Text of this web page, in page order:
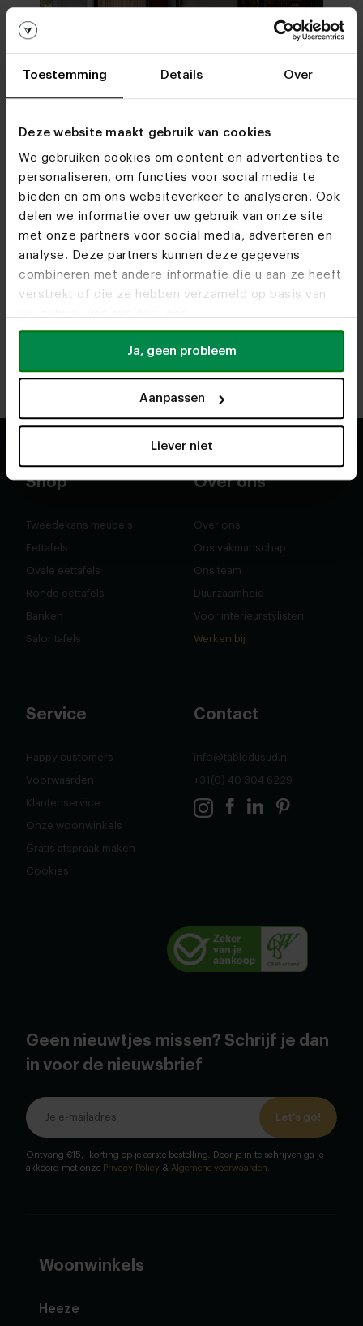
Toestemming Details Over
Deze website maakt gebruik van cookies
We gebruiken cookies om content en advertenties te
personaliseren, om functies voor social media te
bieden en om ons websiteverkeer te analyseren. Ook
delen we informatie over uw gebruik van onze site
met onze partners voor social media, adverteren en
analyse. Deze partners kunnen deze gegevens
combineren met andere informatie die u aan ze heeft
verstrekt of die ze hebben verzameld op basis van
Ja, geen probleem
Aanpassen
Liever niet
Check de openingstijden van je favoriete
woonwinkel.
Route Route
Shop
Tweedekans meubels
Eettafels
Ovale eettafels
Ronde eettafels
Banken
Salontafels
Over ons
Over ons
Ons vakmanschap
Ons team
Duurzaamheid
Voor interieurstylisten
Werken bij
Service
Happy customers
Voorwaarden
Klantenservice
Onze woonwinkels
Gratis afspraak maken
Cookies
Contact
info@tabledusud.nl
+31(0) 40 304 6229
Geen nieuwtjes missen? Schrijf je dan
in voor de nieuwsbrief
Let's go!
Ontvang €15,- korting op je eerste bestelling. Door je in te schrijven ga je
akkoord met onze Privacy Policy & Algemene voorwaarden.
Woonwinkels
Heeze